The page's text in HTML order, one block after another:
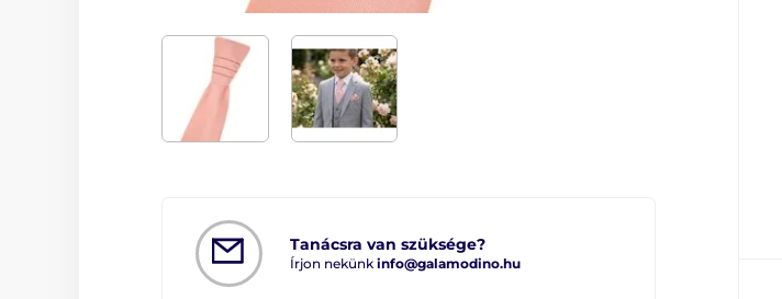
Tanácsra van szüksége?
Írjon nekünk info@galamodino.hu